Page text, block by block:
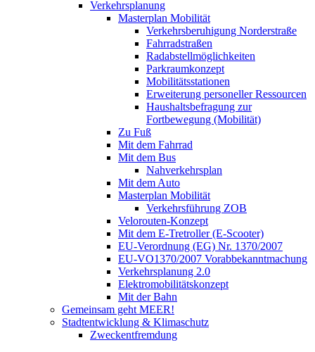
Verkehrsplanung
Masterplan Mobilität
Verkehrsberuhigung Norderstraße
Fahrradstraßen
Radabstellmöglichkeiten
Parkraumkonzept
Mobilitätsstationen
Erweiterung personeller Ressourcen
Haushaltsbefragung zur
Fortbewegung (Mobilität)
Zu Fuß
Mit dem Fahrrad
Mit dem Bus
Nahverkehrsplan
Mit dem Auto
Masterplan Mobilität
Verkehrsführung ZOB
Velorouten-Konzept
Mit dem E-Tretroller (E-Scooter)
EU-Verordnung (EG) Nr. 1370/2007
EU-VO1370/2007 Vorabbekanntmachung
Verkehrsplanung 2.0
Elektromobilitätskonzept
Mit der Bahn
Gemeinsam geht MEER!
Stadtentwicklung & Klimaschutz
Zweckentfremdung